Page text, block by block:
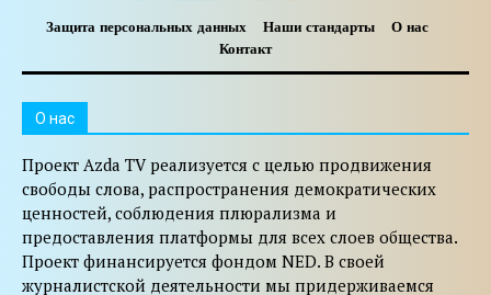
Защита персональных данных Наши стандарты
О нас
Контакт
O нас
Проект Azda TV реализуется с целью продвижения
свободы слова, распространения демократических
ценностей, соблюдения плюрализма и
предоставления платформы для всех слоев общества.
Проект финансируется фондом NED. В своей
журналистской деятельности мы придерживаемся